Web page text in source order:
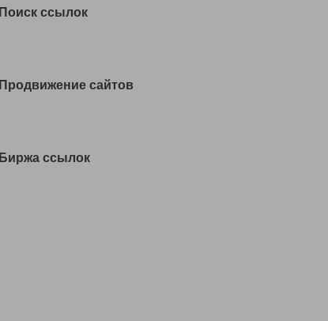
Поиск ссылок
Продвижение сайтов
Биржа ссылок